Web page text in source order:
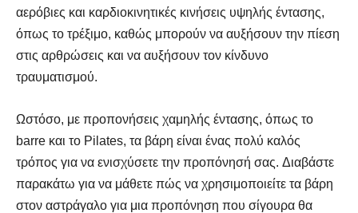
αερόβιες και καρδιοκινητικές κινήσεις υψηλής έντασης,
όπως το τρέξιμο, καθώς μπορούν να αυξήσουν την πίεση
στις αρθρώσεις και να αυξήσουν τον κίνδυνο
τραυματισμού.
Ωστόσο, με προπονήσεις χαμηλής έντασης, όπως το
barre και το Pilates, τα βάρη είναι ένας πολύ καλός
τρόπος για να ενισχύσετε την προπόνησή σας. Διαβάστε
παρακάτω για να μάθετε πώς να χρησιμοποιείτε τα βάρη
στον αστράγαλο για μια προπόνηση που σίγουρα θα